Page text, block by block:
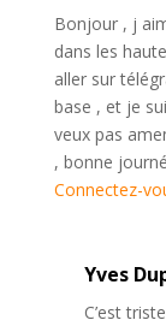
Bonjour , j
dans les
aller sur
base , et je
veux pas
, bonne
Connectez-
Yves
C’est